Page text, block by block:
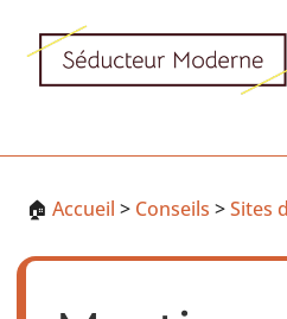
🏠Accueil > Conseils >Sites